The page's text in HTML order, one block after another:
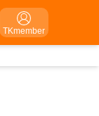
TKmember